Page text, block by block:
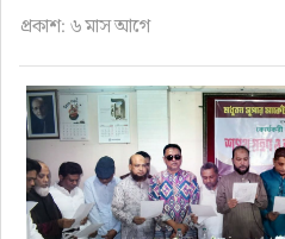
প্রকাশ: ৬ মাস আগে